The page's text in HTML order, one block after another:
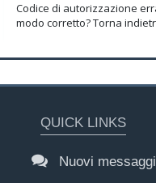
Codice di autorizzazione
modo corretto? Torna
QUICK LINKS
Nuovi messaggi